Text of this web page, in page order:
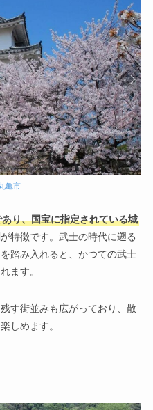
亀市
り、国宝に指定されている城
特徴です。武士の時代に遡る
踏み入れると、かつての武士
ます。
す街並みも広がっており、散
しめます。